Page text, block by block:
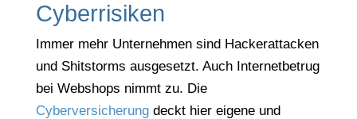
Cyberrisiken
Immer mehr Unternehmen sind Hackerattacken
und Shitstorms ausgesetzt. Auch Internetbetrug
bei Webshops nimmt zu. Die
Cyberversicherungdeckt hier eigene und